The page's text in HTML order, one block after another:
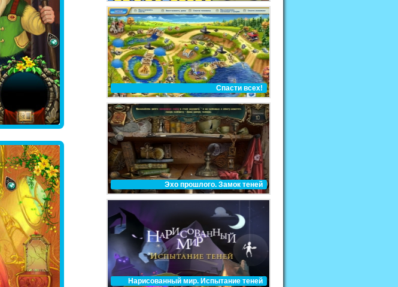
Спасти всех!
Эхо прошлого. Замок теней
Нарисованный мир. Испытание теней